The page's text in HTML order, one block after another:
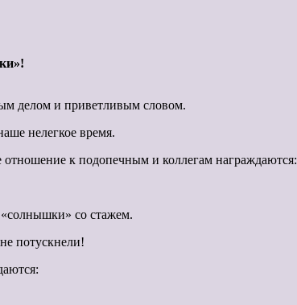
делом и приветливым словом.
нелегкое время.
отношение к подопечным и коллегам награждаются:
«солнышки» со стажем.
потускнели!